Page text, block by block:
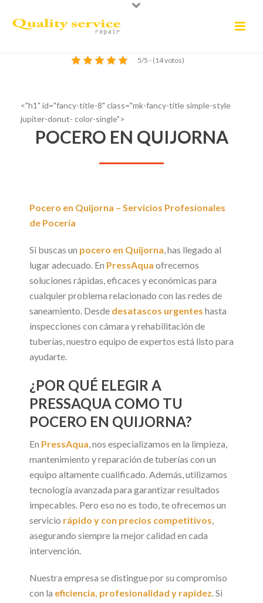
5/5 - (14 votos)
<"h1" id="fancy-title-8" class="mk-fancy-title simple-style
jupiter-donut- color-single">
POCERO EN QUIJORNA
Pocero en Quijorna – Servicios Profesionales
de Pocería
Si buscas un pocero en Quijorna, has llegado al
lugar adecuado. En PressAqua ofrecemos
soluciones rápidas, eficaces y económicas para
cualquier problema relacionado con las redes de
saneamiento. Desde desatascos urgentes hasta
inspecciones con cámara y rehabilitación de
tuberías, nuestro equipo de expertos está listo para
ayudarte.
¿POR QUÉ ELEGIR A
PRESSAQUA COMO TU
POCERO EN QUIJORNA?
En PressAqua, nos especializamos en la limpieza,
mantenimiento y reparación de tuberías con un
equipo altamente cualificado. Además, utilizamos
tecnología avanzada para garantizar resultados
impecables. Pero eso no es todo, te ofrecemos un
servicio rápido y con precios competitivos,
asegurando siempre la mejor calidad en cada
intervención.
Nuestra empresa se distingue por su compromiso
con la eficiencia, profesionalidad y rapidez. Si